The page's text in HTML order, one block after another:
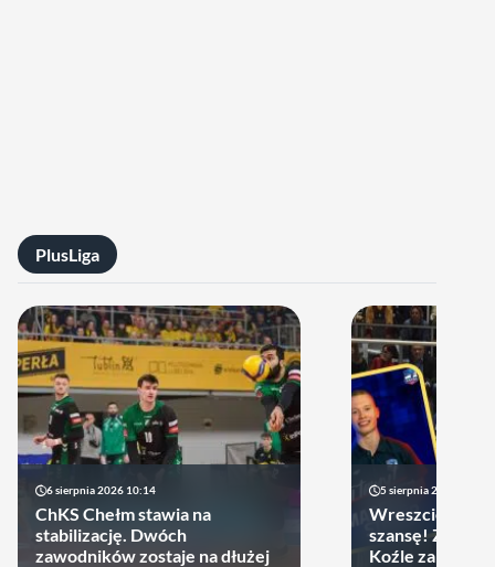
PlusLiga
6 sierpnia 2026 10:14
ChKS Chełm stawia na
stabilizację. Dwóch
zawodników zostaje na dłużej
5 sierpnia 2026 20:47
Wreszcie
szansę!
Koźle